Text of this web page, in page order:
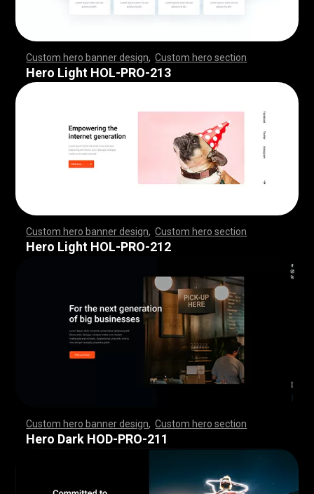
Custom hero banner design ,Custom hero section
,,,,,,,,,,,,,,,,,,,,,,,,,,,,,, ,,,,,,,,,,,,,,,,,,,,,,,
,,,,,,,,,,,,,,,,,,,,,,,,,,,,,, ,,,,,,,,,,,,,,,,,,,,,,,
Hero Light HOL-PRO-213
Custom hero banner design ,Custom hero section
,,,,,,,,,,,,,,,,,,,,,,,,,,,,,, ,,,,,,,,,,,,,,,,,,,,,,,
,,,,,,,,,,,,,,,,,,,,,,,,,,,,,, ,,,,,,,,,,,,,,,,,,,,,,,
Hero Light HOL-PRO-212
Custom hero banner design ,Custom hero section
,,,,,,,,,,,,,,,,,,,,,,,,,,,,,, ,,,,,,,,,,,,,,,,,,,,,,,
,,,,,,,,,,,,,,,,,,,,,,,,,,,,,, ,,,,,,,,,,,,,,,,,,,,,,,
Hero Dark HOD-PRO-211